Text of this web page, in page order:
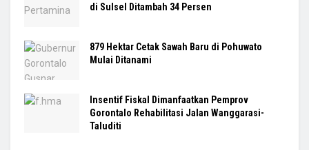
di Sulsel Ditambah 34 Persen
879 Hektar Cetak Sawah Baru di Pohuwato
Mulai Ditanami
Insentif Fiskal Dimanfaatkan Pemprov
Gorontalo Rehabilitasi Jalan Wanggarasi-
Taluditi